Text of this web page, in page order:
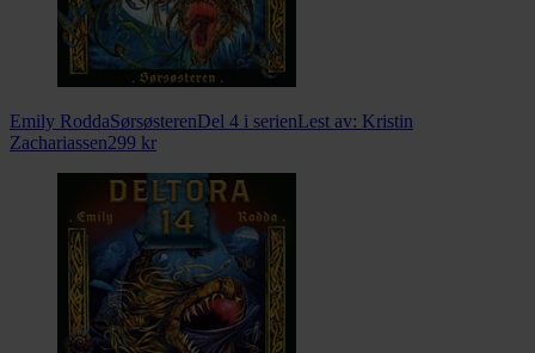
Emily RoddaSørsøsterenDel 4 i serienLest av: Kristin
Zachariassen299 kr